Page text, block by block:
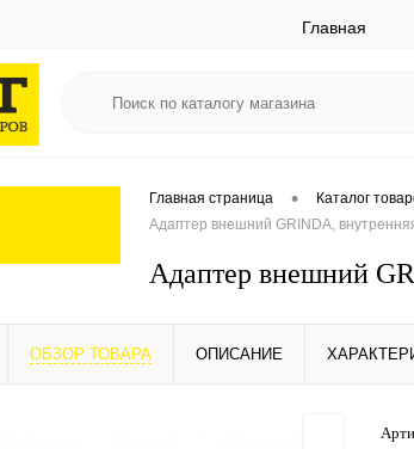
Главная
Главная страница • Каталог
Адаптер внешний GRINDA,
Адаптер внешний
ОБЗОР ТОВАРА ОПИСАНИЕ